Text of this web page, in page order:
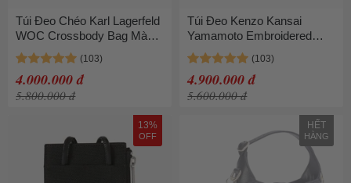
Túi Đeo Chéo Karl Lagerfeld
WOC Crossbody Bag Màu
Đen
4.000.000 đ
5.800.000 đ
Túi Đeo Kenzo Kansai
Yamamoto Embroidered
Phone Pouch Màu Đen
4.900.000 đ
5.600.000 đ
13%
OFF
HẾT
HÀNG